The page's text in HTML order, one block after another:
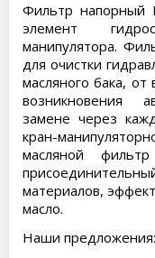
Фильтр напорный
элемент
манипулятора.
для очистки
масляного бака,
возникновения
замене через
кран-
масляной
материалов,
масло.
Наши предложения: